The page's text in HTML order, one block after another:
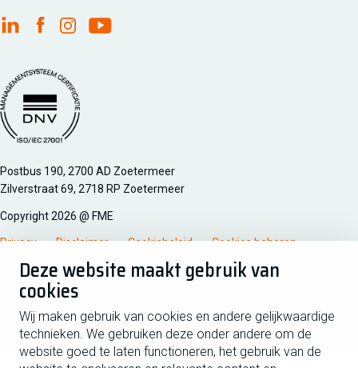
Deze website maakt gebruik van
cookies
Wij maken gebruik van cookies en andere gelijkwaardige
technieken. We gebruiken deze onder andere om de
website goed te laten functioneren, het gebruik van de
FME Linkedin
FME Facebook
FME Instagram
FME Youtube
Managementsyteem certificatie DNV iso/iec 27001
Postbus 190, 2700 AD Zoetermeer
Zilverstraat 69, 2718 RP Zoetermeer
Copyright 2026 @ FME
Privacy Disclaimer Cookiebeleid Cookies beheren
Schrijf je in voor de nieuwsbrief
Voornaam